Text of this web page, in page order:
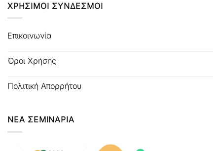
ΧΡΗΣΙΜΟΙ ΣΥΝΔΕΣΜΟΙ
Επικοινωνία
Όροι Χρήσης
Πολιτική Απορρήτου
ΝΕΑ ΣΕΜΙΝΑΡΙΑ